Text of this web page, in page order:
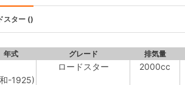
スター ()
年式 グレード 排気量
-1925)
ロードスター 2000cc